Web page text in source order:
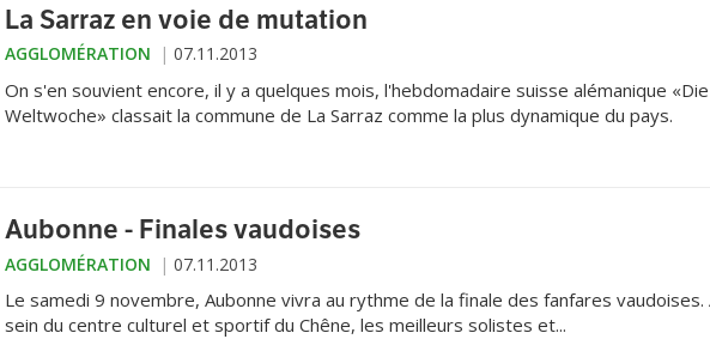
La Sarraz en voie de mutation
AGGLOMÉRATION 07.11.2013
On s'en souvient encore, il y a quelques mois, l'hebdomadaire suisse alémanique «Die
Weltwoche» classait la commune de La Sarraz comme la plus dynamique du pays.
Aubonne - Finales vaudoises
AGGLOMÉRATION 07.11.2013
Le samedi 9 novembre, Aubonne vivra au rythme de la finale des fanfares vaudoises.
sein du centre culturel et sportif du Chêne, les meilleurs solistes et...